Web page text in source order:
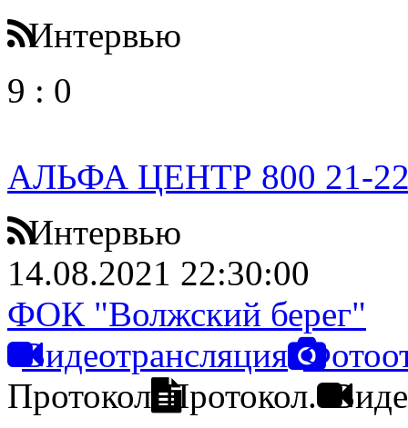
Интервью
9 : 0
АЛЬФА ЦЕНТР 800 21-
Интервью
14.08.2021 22:30:00
ФОК "Волжский берег"
Видеотрансляция
Протокол Протокол.